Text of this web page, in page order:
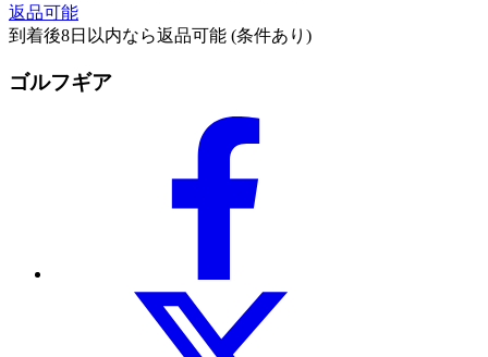
返品可能
到着後8日以内なら返品可能 (条件あり)
ゴルフギア